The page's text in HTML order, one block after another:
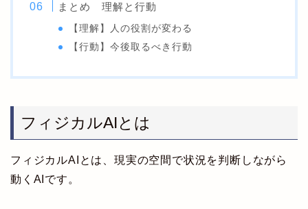
まとめ 理解と行動
【理解】人の役割が変わる
【行動】今後取るべき行動
フィジカルAIとは
フィジカルAIとは、現実の空間で状況を判断しながら
動くAIです。